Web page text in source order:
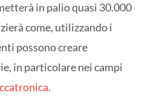
in palio quasi 30.000
come, utilizzando i
possono creare
in particolare nei campi
.